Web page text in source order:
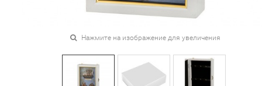
Нажмите на изображение для увеличения